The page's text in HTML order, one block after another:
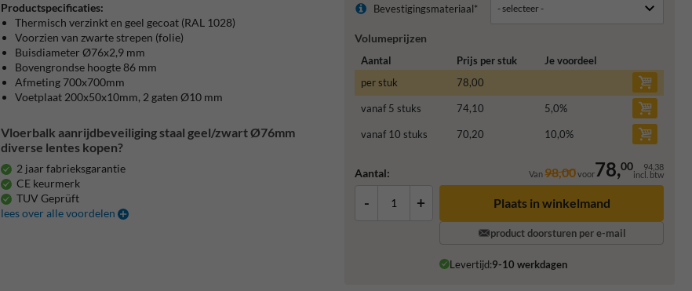
Bevestigingsmateriaal*
Volumeprijzen
Aantal Prijs per stuk
Je voordeel
per stuk
78,00
vanaf 5 stuks 74,10 5,0%
vanaf 10 stuks 70,20 10,0%
Aantal: Van98,00voor78,00 94,38
incl. btw
- + Plaats in winkelmand
product doorsturen per e-mail
Levertijd:9-10 werkdagen
Productspecificaties:
Thermisch verzinkt en geel gecoat (RAL 1028)
Voorzien van zwarte strepen (folie)
Buisdiameter Ø76x2,9 mm
Bovengrondse hoogte 86 mm
Afmeting 700x700mm
Voetplaat 200x50x10mm, 2 gaten Ø10 mm
Vloerbalk aanrijdbeveiliging staal geel/zwart Ø76mm
diverse lentes kopen?
2 jaar fabrieksgarantie
CE keurmerk
TUV Geprüft
lees over alle voordelen